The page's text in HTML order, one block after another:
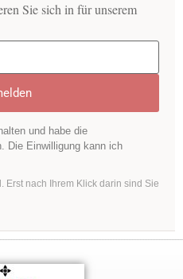
Sie sich in für unserem
und habe die
Die Einwilligung kann ich
Erst nach Ihrem Klick darin sind Sie